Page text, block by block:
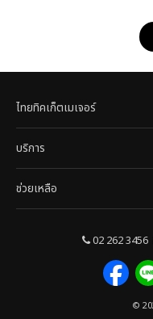
ไทยทิคเก็ตเมเจอร์
บริการ
ช่วยเหลือ
02 262 3456
©